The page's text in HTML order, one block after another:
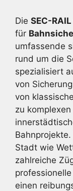
Die SEC-
für
umfassende
rund um die
spezialisiert
von
von
zu
Stadt wie
zahlreiche
einen